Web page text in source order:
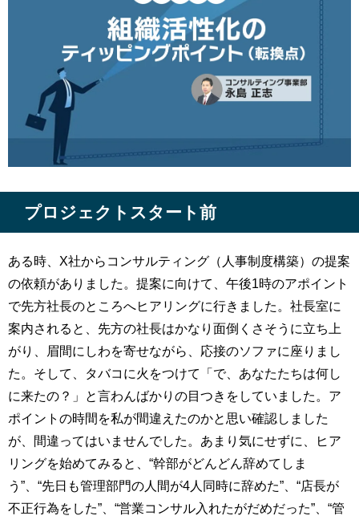
プロジェクトスタート前
ある時、X社からコンサルティング（人事制度構築）の提案
の依頼がありました。提案に向けて、午後1時のアポイント
で先方社長のところへヒアリングに行きました。社長室に
案内されると、先方の社長はかなり面倒くさそうに立ち上
がり、眉間にしわを寄せながら、応接のソファに座りまし
た。そして、タバコに火をつけて「で、あなたたちは何し
に来たの？」と言わんばかりの目つきをしていました。ア
ポイントの時間を私が間違えたのかと思い確認しました
が、間違ってはいませんでした。あまり気にせずに、ヒア
リングを始めてみると、“幹部がどんどん辞めてしま
う”、“先日も管理部門の人間が4人同時に辞めた”、“店長が
不正行為をした”、“営業コンサル入れたがだめだった”、“管